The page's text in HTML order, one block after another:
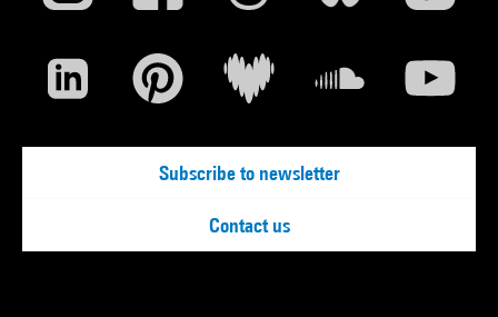
Subscribe to newsletter
Contact us